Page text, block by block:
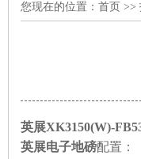
您现在的位置： 首页 >>
英展XK3150(W)-
英展电子地磅配置：